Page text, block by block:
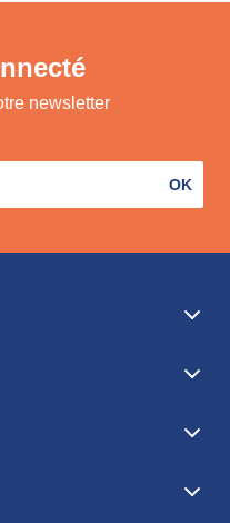
newsletter
OK